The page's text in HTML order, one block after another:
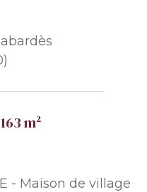
m²
- Maison de village